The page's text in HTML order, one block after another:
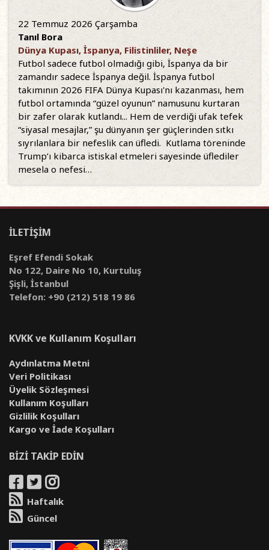
22 Temmuz 2026 Çarşamba
Tanıl Bora
Dünya Kupası, İspanya, Filistinliler, Neşe
Futbol sadece futbol olmadığı gibi, İspanya da bir
zamandır sadece İspanya değil. İspanya futbol
takımının 2026 FIFA Dünya Kupası'nı kazanması, hem
futbol ortamında “güzel oyunun” namusunu kurtaran
bir zafer olarak kutlandı... Hem de verdiği ufak tefek
“siyasal mesajlar,” şu dünyanın şer güçlerinden sıtkı
sıyrılanlara bir nefeslik can üfledi. Kutlama töreninde
Trump’ı kibarca istiskal etmeleri sayesinde üflediler
mesela o nefesi…
İLETİŞİM
Eşref Efendi Sokak
No 122, Daire No 10, Kurtuluş
Şişli, İstanbul
Telefon: +90 (212) 518 19 86
KVKK ve Kullanım Koşulları
Aydınlatma Metni
Veri Politikası
Üyelik Sözleşmesi
Kullanım Koşulları
Gizlilik Koşulları
Kargo ve İade Koşulları
BİZİ TAKİP EDİN
Haftalık
Güncel